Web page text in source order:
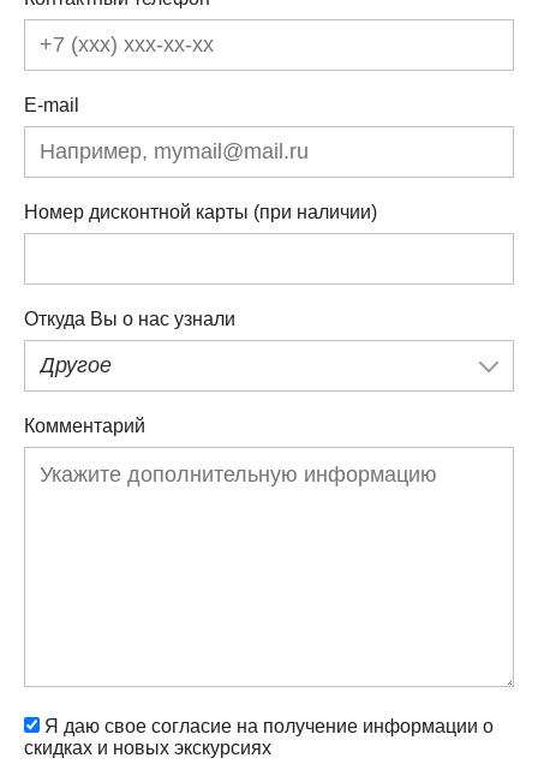
E-mail
Номер дисконтной карты (при наличии)
Откуда Вы о нас узнали
Другое
Комментарий
Я даю свое согласие на получение информации о
скидках и новых экскурсиях